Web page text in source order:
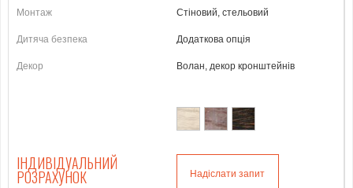
Монтаж Стіновий, стельовий
Дитяча безпека Додаткова опція
Декор Волан, декор кронштейнів
ІНДИВІДУАЛЬНИЙ
РОЗРАХУНОК Надіслати запит